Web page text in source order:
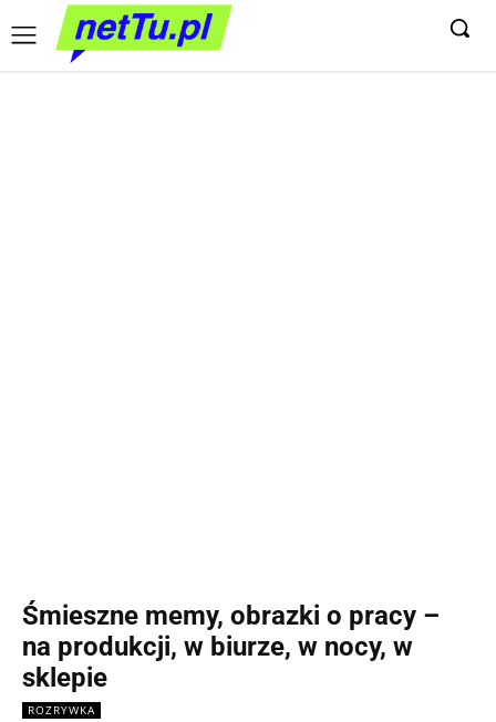
Śmieszne memy, obrazki o pracy –
na produkcji, w biurze, w nocy, w
sklepie
ROZRYWKA